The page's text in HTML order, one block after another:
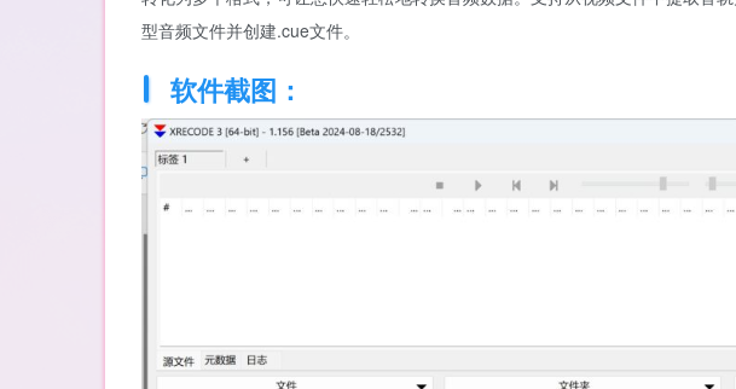
型音频文件并创建.cue文件。
软件截图：